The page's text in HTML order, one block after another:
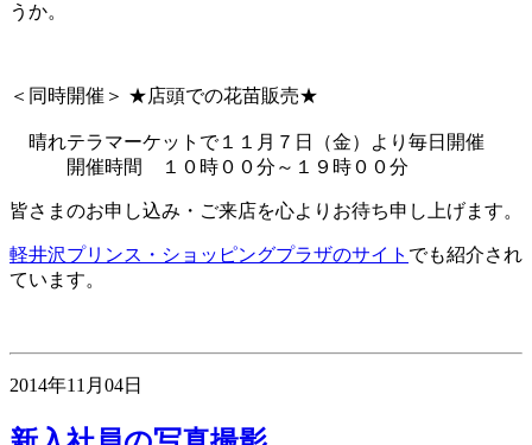
うか。
＜同時開催＞ ★店頭での花苗販売★
晴れテラマーケットで１１月７日（金）より毎日開催
開催時間 １０時００分～１９時００分
皆さまのお申し込み・ご来店を心よりお待ち申し上げます。
軽井沢プリンス・ショッピングプラザのサイト でも紹介され
ています。
2014年11月04日